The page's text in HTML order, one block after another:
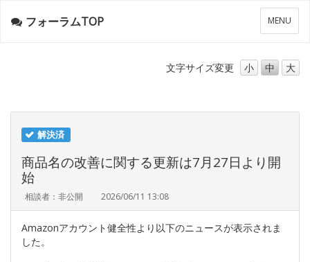
メ
ニ
ー
MENU
フォーラムTOP
文字サイズ変更 小 中 大
解決済
商品名の改善に関する更新は7月27日より開
始
相談者：非公開 2026/06/11 13:08
Amazonアカウント健全性より以下のニュースが表示されま
した。